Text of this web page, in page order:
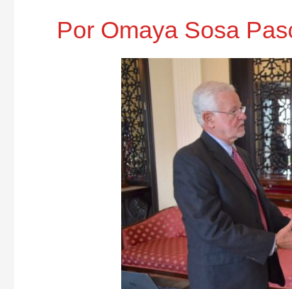
Por Omaya Sosa